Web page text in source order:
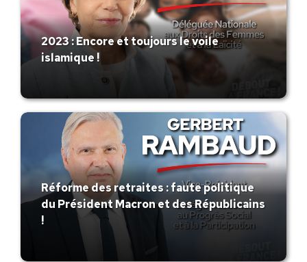
2023 : Encore et toujours le voile
islamique !
Réforme des retraites : faute politique
du Président Macron et des Républicains
!